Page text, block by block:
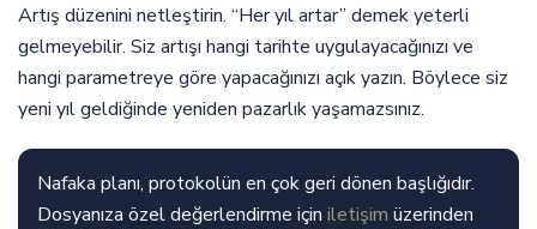
Artış düzenini netleştirin. “Her yıl artar” demek yeterli
gelmeyebilir. Siz artışı hangi tarihte uygulayacağınızı ve
hangi parametreye göre yapacağınızı açık yazın. Böylece siz
yeni yıl geldiğinde yeniden pazarlık yaşamazsınız.
Nafaka planı, protokolün en çok geri dönen başlığıdır.
Dosyanıza özel değerlendirme için iletişim üzerinden